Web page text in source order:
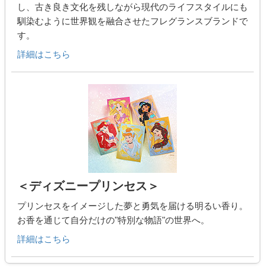
し、古き良き文化を残しながら現代のライフスタイルにも
馴染むように世界観を融合させたフレグランスブランドで
す。
詳細はこちら
＜ディズニープリンセス＞
プリンセスをイメージした夢と勇気を届ける明るい香り。
お香を通じて自分だけの"特別な物語"の世界へ。
詳細はこちら